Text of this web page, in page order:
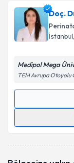
Doç.
İstanbul
Medipol Mega
TEM Avrupa Otoyolu
Randevu
oluşturun.